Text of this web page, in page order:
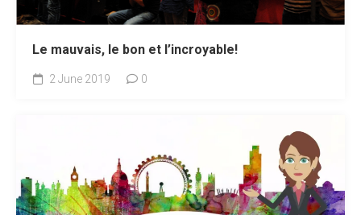
Le mauvais, le bon et l’incroyable!
2 June 2019 0